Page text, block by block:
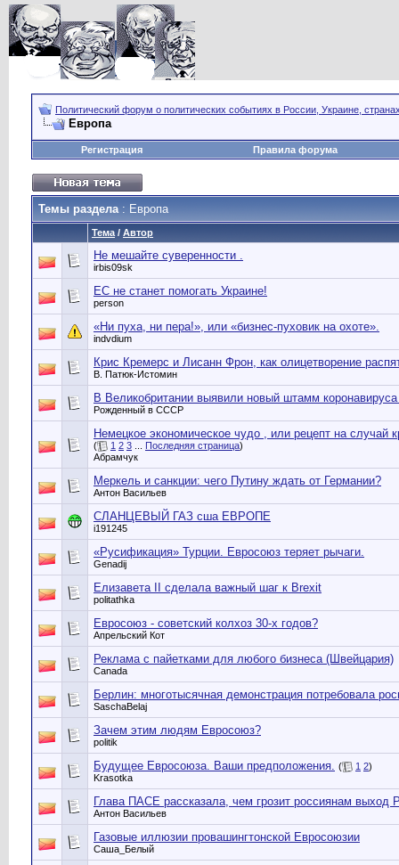
Политический форум о политических событиях в России, Украине,
Европа
Регистрация Правила форума
Темы раздела: Европа
Тема / Автор
Не мешайте суверенности .
irbis09sk
ЕС не станет помогать Украине!
person
«Ни пуха, ни пера!», или «бизнес-пуховик на охоте».
indvdium
Крис Кремерс и Лисанн Фрон, как олицетворение
В. Патюк-Истомин
В Великобритании выявили новый штамм
Рожденный в СССР
Немецкое экономическое чудо , или рецепт на случай
( 1 2 3 Последняя страница)
Абрамчук
Меркель и санкции: чего Путину ждать от Германии?
Антон Васильев
СЛАНЦЕВЫЙ ГАЗ сша ЕВРОПЕ
i191245
«Русификация» Турции. Евросоюз теряет рычаги.
Genadij
Елизавета II сделала важный шаг к Brexit
politathka
Евросоюз - советский колхоз 30-х годов?
Апрельский Кот
Реклама с пайетками для любого бизнеса (Швейцария)
Canada
Берлин: многотысячная демонстрация потребовала
SaschaBelaj
Зачем этим людям Евросоюз?
politik
Будущее Евросоюза. Ваши предположения. ( 1 2)
Krasotka
Глава ПАСЕ рассказала, чем грозит россиянам выход
Антон Васильев
Газовые иллюзии провашингтонской Евросоюзии
Саша_Белый